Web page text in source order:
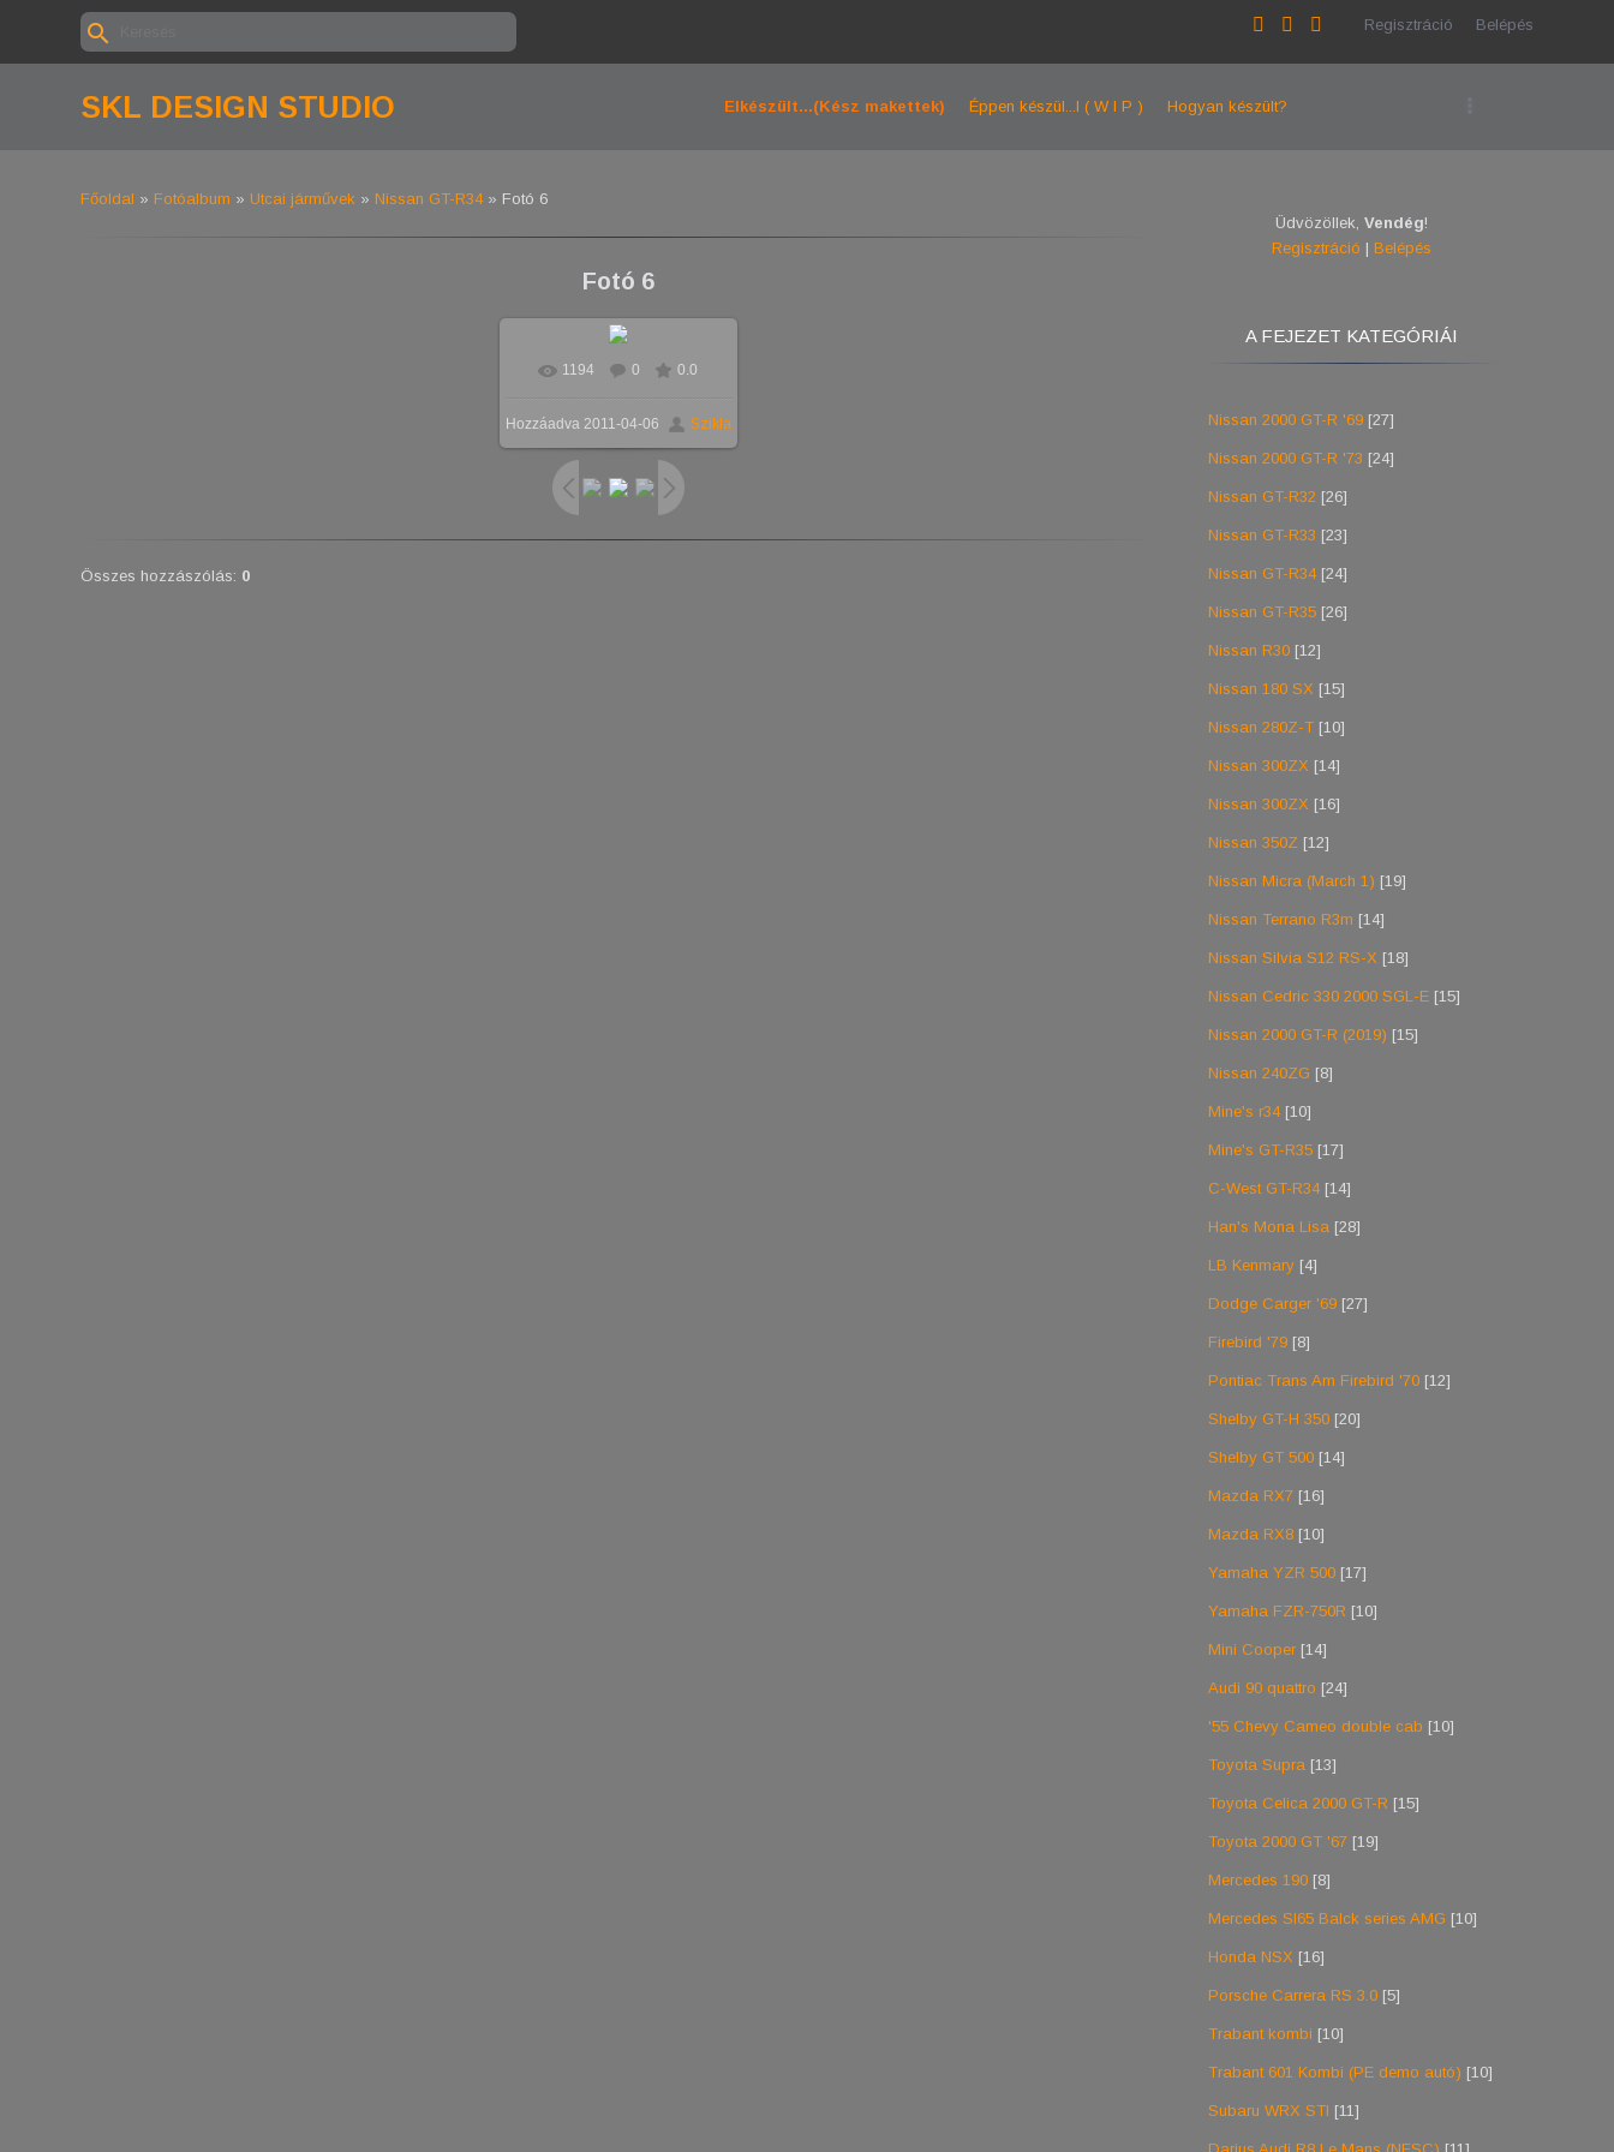
Regisztráció Belépés
SKL DESIGN STUDIO Elkészült...(Kész makettek) Éppen készül...l ( W I P ) Hogyan készült?
Főoldal » Fotóalbum » Utcai járművek » Nissan GT-R34» Fotó 6
Fotó 6
1194 0 0.0
Hozzáadva2011-04-06 Szikla
Összes hozzászólás: 0
Üdvözöllek,Vendég!
Regisztráció |Belépés
A FEJEZET KATEGÓRIÁI
Nissan 2000 GT-R '69 [27]
Nissan 2000 GT-R '73 [24]
Nissan GT-R32 [26]
Nissan GT-R33 [23]
Nissan GT-R34 [24]
Nissan GT-R35 [26]
Nissan R30 [12]
Nissan 180 SX [15]
Nissan 280Z-T [10]
Nissan 300ZX [14]
Nissan 300ZX [16]
Nissan 350Z [12]
Nissan Micra (March 1) [19]
Nissan Terrano R3m [14]
Nissan Silvia S12 RS-X [18]
Nissan Cedric 330 2000 SGL-E [15]
Nissan 2000 GT-R (2019) [15]
Nissan 240ZG [8]
Mine's r34 [10]
Mine's GT-R35 [17]
C-West GT-R34 [14]
Han's Mona Lisa [28]
LB Kenmary [4]
Dodge Carger '69 [27]
Firebird '79 [8]
Pontiac Trans Am Firebird '70 [12]
Shelby GT-H 350 [20]
Shelby GT 500 [14]
Mazda RX7 [16]
Mazda RX8 [10]
Yamaha YZR 500 [17]
Yamaha FZR-750R [10]
Mini Cooper [14]
Audi 90 quattro [24]
'55 Chevy Cameo double cab [10]
Toyota Supra [13]
Toyota Celica 2000 GT-R [15]
Toyota 2000 GT '67 [19]
Mercedes 190 [8]
Mercedes Sl65 Balck series AMG [10]
Honda NSX [16]
Porsche Carrera RS 3.0 [5]
Trabant kombi [10]
Trabant 601 Kombi (PE demo autó) [10]
Subaru WRX STI [11]